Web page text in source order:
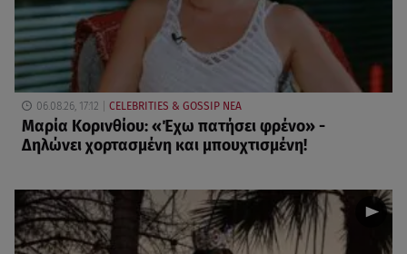
06.08.26, 17:12 CELEBRITIES & GOSSIP ΝΕΑ
Μαρία Κορινθίου: «Έχω πατήσει φρένο» -
Δηλώνει χορτασμένη και μπουχτισμένη!